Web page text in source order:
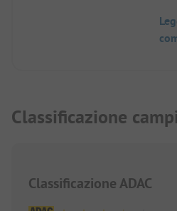
Classificazione
Classificazione ADAC